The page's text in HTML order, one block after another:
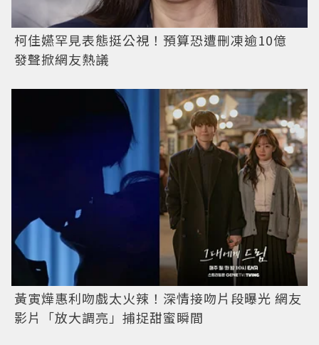
柯佳嬿罕見表態挺公視！預算恐遭刪凍逾10億
發聲掀網友熱議
黃寅燁惠利吻戲太火辣！深情接吻片段曝光 網友
影片「放大調亮」捕捉甜蜜瞬間